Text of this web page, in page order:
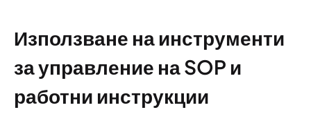
Използване на инструменти
за управление на SOP и
работни инструкции